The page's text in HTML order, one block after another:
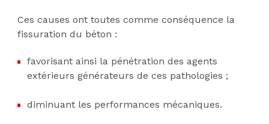
Ces causes ont toutes comme conséquence la
fissuration du béton :
favorisant ainsi la pénétration des agents
extérieurs générateurs de ces pathologies ;
diminuant les performances mécaniques.